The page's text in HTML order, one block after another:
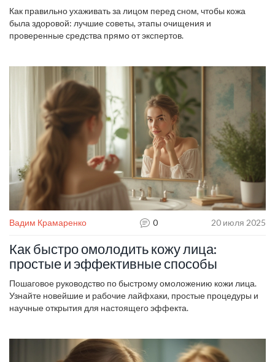
Как правильно ухаживать за лицом перед сном, чтобы кожа
была здоровой: лучшие советы, этапы очищения и
проверенные средства прямо от экспертов.
Вадим Крамаренко 0 20 июля 2025
Как быстро омолодить кожу лица:
простые и эффективные способы
Пошаговое руководство по быстрому омоложению кожи лица.
Узнайте новейшие и рабочие лайфхаки, простые процедуры и
научные открытия для настоящего эффекта.